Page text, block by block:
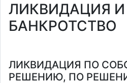
ЛИКВИДАЦИЯ И
БАНКРОТСТВО
ЛИКВИДАЦИЯ ПО
РЕШЕНИЮ, ПО